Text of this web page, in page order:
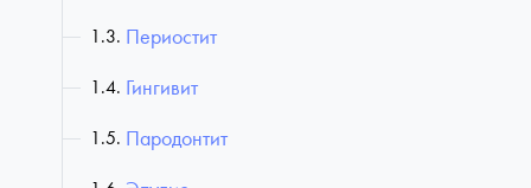
Периостит
Гингивит
Пародонтит